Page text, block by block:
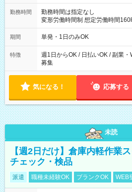
勤務時間
勤務時間は指定なし
変形労働時間制 想定労働時間160時間/月 【シフト例
～21：00
期間 単発・1日のみOK
特徴
週1日からOK / 日払いOK / 副業
募集
気になる！ 応募する
未読
【週2日だけ】倉庫内軽作業
チェック・検品
派遣 職種未経験OK ブランクOK WEB